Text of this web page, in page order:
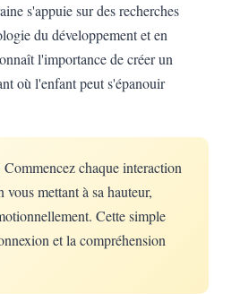
s'appuie sur des recherches
du développement et en
l'importance de créer un
où l'enfant peut s'épanouir
Commencez chaque interaction
vous mettant à sa hauteur,
Cette simple
et la compréhension